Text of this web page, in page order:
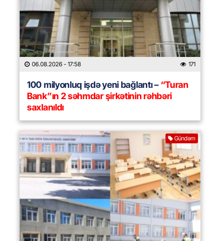
06.08.2026 - 17:58 171
100 milyonluq işdə yeni bağlantı –“Turan
Bank”ın 2 səhmdar şirkətinin rəhbəri
saxlanıldı
Gündəm